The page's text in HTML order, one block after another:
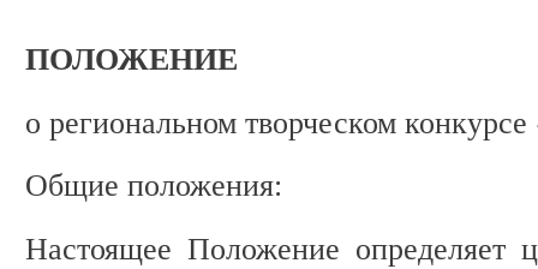
ПОЛОЖЕНИЕ
о региональном творческом
Общие положения:
Настоящее Положение определяет